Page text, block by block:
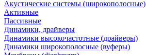
Акустические системы (широкополосные)
Активные
Пассивные
Динамики, драйверы
Динамики высокочастотные (драйверы)
Динамики широкополосные (вуферы)